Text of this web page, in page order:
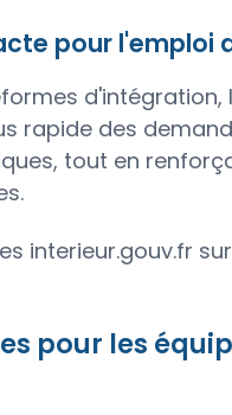
pour l'emploi
rapide des
tout en
interieur.gouv.fr
pour les